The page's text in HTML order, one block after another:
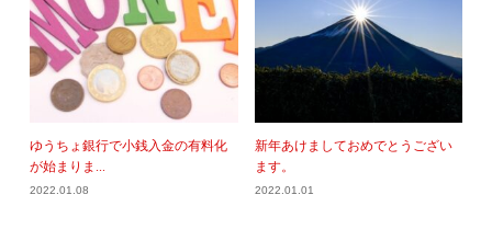
ゆうちょ銀行で小銭入金の有料化
が始まりま...
2022.01.08
新年あけましておめでとうござい
ます。
2022.01.01